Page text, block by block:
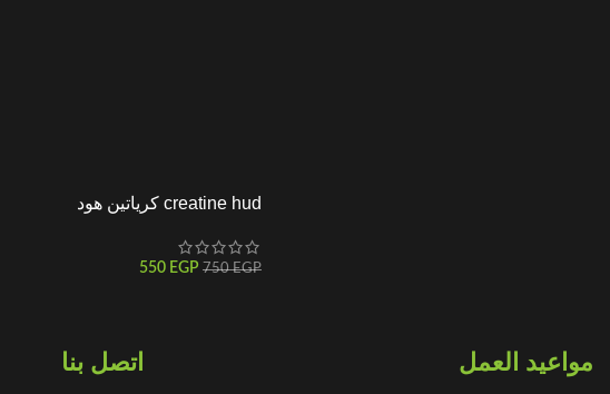
creatine hud كرياتين هود
750EGP
550 EGP
مواعيد العمل اتصل بنا